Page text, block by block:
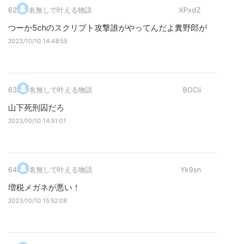
62. 名無しで叶える物語 XPxdZ
つーか5chのスクリプト攻撃誰がやってんだよ糞野郎が
2023/10/10 14:48:55
63. 名無しで叶える物語 BOCii
山下死刑囚だろ
2023/10/10 14:51:01
64. 名無しで叶える物語 Yk9sn
増税メガネが悪い！
2023/10/10 15:52:08